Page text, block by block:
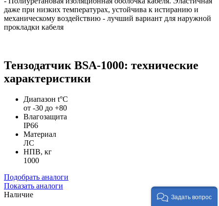
даже при низких температурах, устойчива к истиранию и
механическому воздействию - лучший вариант для наружной
прокладки кабеля
Тензодатчик BSA-1000: технические
характеристики
Диапазон t°C
от -30 до +80
Влагозащита
IP66
Материал
ЛС
НПВ, кг
1000
Подобрать аналоги
Показать аналоги
Наличие
Задать вопрос